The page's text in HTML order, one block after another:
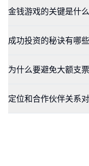
金钱游戏的关键是什么
成功投资的秘诀有哪些
为什么要避免大额支
定位和合作伙伴关系